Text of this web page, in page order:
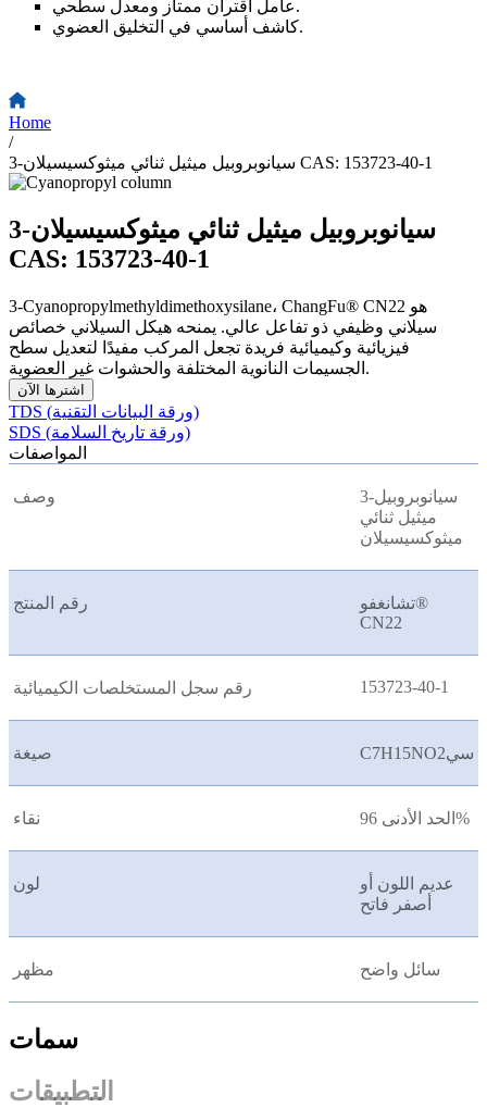
عامل اقتران ممتاز ومعدل سطحي.
كاشف أساسي في التخليق العضوي.
Home
/
3-سيانوبروبيل ميثيل ثنائي ميثوكسيسيلان CAS: 153723-40-1
3-سيانوبروبيل ميثيل ثنائي ميثوكسيسيلان
CAS: 153723-40-1
3-Cyanopropylmethyldimethoxysilane، ChangFu® CN22 هو
سيلاني وظيفي ذو تفاعل عالي. يمنحه هيكل السيلاني خصائص
فيزيائية وكيميائية فريدة تجعل المركب مفيدًا لتعديل سطح
الجسيمات النانوية المختلفة والحشوات غير العضوية.
اشترها الآن
TDS (ورقة البيانات التقنية)
SDS (ورقة تاريخ السلامة)
المواصفات
وصف
3-سيانوبروبيل
ميثيل ثنائي
ميثوكسيسيلان
رقم المنتج
تشانغفو®
CN22
رقم سجل المستخلصات الكيميائية 153723-40-1
صيغة C7H15NO2سي
نقاء الحد الأدنى 96%
لون
عديم اللون أو
أصفر فاتح
مظهر سائل واضح
سمات
التطبيقات